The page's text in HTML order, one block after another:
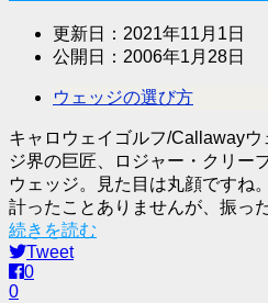
更新日： 2021年11月1日
公開日： 2006年1月28日
ウェッジの選び方
キャロウェイゴルフ/Callaway
ジ界の巨匠、ロジャー・クリー
ウェッジ。見た目は丸顔ですね
計ったことありませんが、振っ
続きを読む
Tweet
0
0